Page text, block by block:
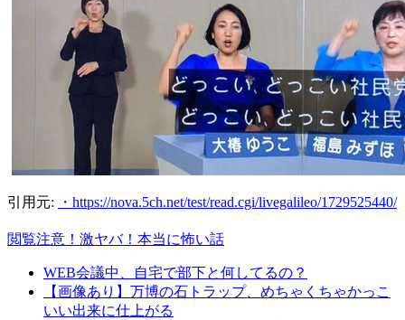
引用元: ・https://nova.5ch.net/test/read.cgi/livegalileo/1729525440/
閲覧注意！激ヤバ！本当に怖い話
WEB会議中、自宅で部下と何してるの？
【画像あり】万博の石トラップ、めちゃくちゃかっこ
いい出来に仕上がる